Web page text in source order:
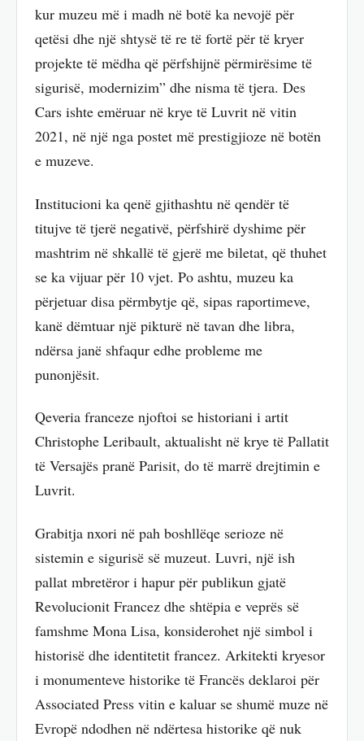
kur muzeu më i madh në botë ka nevojë për
qetësi dhe një shtysë të re të fortë për të kryer
projekte të mëdha që përfshijnë përmirësime të
sigurisë, modernizim” dhe nisma të tjera. Des
Cars ishte emëruar në krye të Luvrit në vitin
2021, në një nga postet më prestigjioze në botën
e muzeve.
Institucioni ka qenë gjithashtu në qendër të
titujve të tjerë negativë, përfshirë dyshime për
mashtrim në shkallë të gjerë me biletat, që thuhet
se ka vijuar për 10 vjet. Po ashtu, muzeu ka
përjetuar disa përmbytje që, sipas raportimeve,
kanë dëmtuar një pikturë në tavan dhe libra,
ndërsa janë shfaqur edhe probleme me
punonjësit.
Qeveria franceze njoftoi se historiani i artit
Christophe Leribault, aktualisht në krye të Pallatit
të Versajës pranë Parisit, do të marrë drejtimin e
Luvrit.
Grabitja nxori në pah boshllëqe serioze në
sistemin e sigurisë së muzeut. Luvri, një ish
pallat mbretëror i hapur për publikun gjatë
Revolucionit Francez dhe shtëpia e veprës së
famshme Mona Lisa, konsiderohet një simbol i
historisë dhe identitetit francez. Arkitekti kryesor
i monumenteve historike të Francës deklaroi për
Associated Press vitin e kaluar se shumë muze në
Evropë ndodhen në ndërtesa historike që nuk